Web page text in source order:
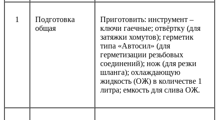
1
Подготовка
общая
Приготовить: инструмент –
ключи гаечные; отвёртку (для
затяжки хомутов); герметик
типа «Автосил» (для
герметизации резьбовых
соединений); нож (для резки
шланга); охлаждающую
жидкость (ОЖ) в количестве 1
литра; емкость для слива ОЖ.